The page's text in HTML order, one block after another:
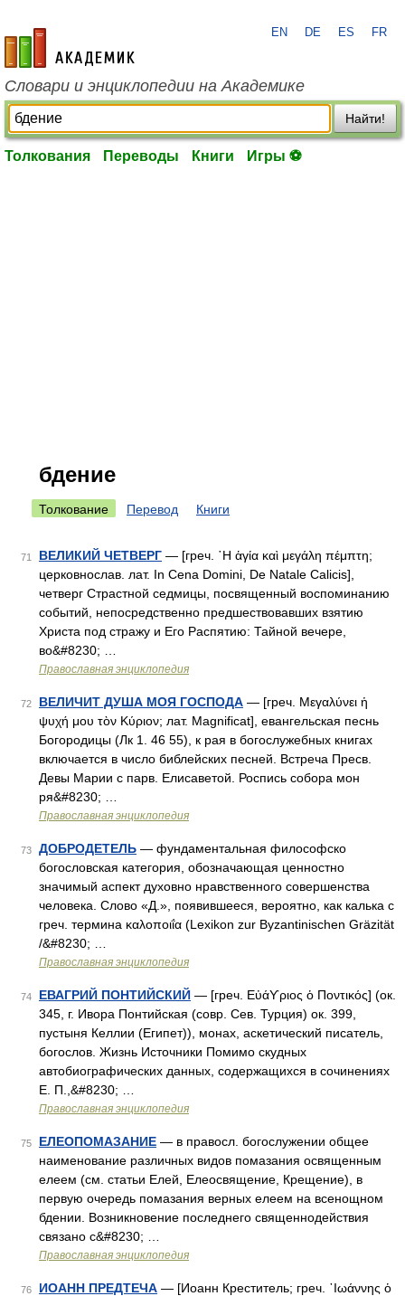
academic.ru
EN DE ES FR
Словари и энциклопедии на Академике
Найти!
Толкования Переводы Книги Игры ⚽
бдение
Толкование Перевод Книги
71 ВЕЛИКИЙ ЧЕТВЕРГ — [греч. ῾Η ἁγία καὶ μεγάλη πέμπτη;
церковнослав. лат. In Cena Domini, De Natale Calicis],
четверг Страстной седмицы, посвященный воспоминанию
событий, непосредственно предшествовавших взятию
Христа под стражу и Его Распятию: Тайной вечере,
во&#8230; …
Православная энциклопедия
72 ВЕЛИЧИТ ДУША МОЯ ГОСПОДА — [греч. Μεγαλύνει ἡ
ψυχή μου τὸν Κύριον; лат. Magnificat], евангельская песнь
Богородицы (Лк 1. 46 55), к рая в богослужебных книгах
включается в число библейских песней. Встреча Пресв.
Девы Марии с парв. Елисаветой. Роспись собора мон
ря&#8230; …
Православная энциклопедия
73 ДОБРОДЕТЕЛЬ — фундаментальная философско
богословская категория, обозначающая ценностно
значимый аспект духовно нравственного совершенства
человека. Слово «Д.», появившееся, вероятно, как калька с
греч. термина καλοποιΐα (Lexikon zur Byzantinischen Gräzität
/&#8230; …
Православная энциклопедия
74 ЕВАГРИЙ ПОНТИЙСКИЙ — [греч. Εὐάϒριος ὁ Ποντικός] (ок.
345, г. Ивора Понтийская (совр. Сев. Турция) ок. 399,
пустыня Келлии (Египет)), монах, аскетический писатель,
богослов. Жизнь Источники Помимо скудных
автобиографических данных, содержащихся в сочинениях
Е. П.,&#8230; …
Православная энциклопедия
75 ЕЛЕОПОМАЗАНИЕ — в правосл. богослужении общее
наименование различных видов помазания освященным
елеем (см. статьи Елей, Елеосвящение, Крещение), в
первую очередь помазания верных елеем на всенощном
бдении. Возникновение последнего священнодействия
связано с&#8230; …
Православная энциклопедия
76 ИОАНН ПРЕДТЕЧА — [Иоанн Креститель; греч. ᾿Ιωάννης ὁ